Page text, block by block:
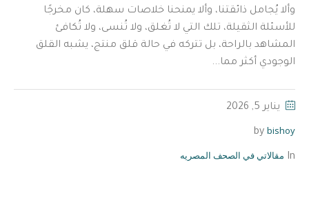
وألا يُجامل ذائقتنا، وألا يمنحنا خلاصات سهلة، كان مخرجًا
للأسئلة الثقيلة، تلك التي لا تُغلق، ولا تُنسى، ولا تُكافئ
المشاهد بالراحة، بل تتركه في حالة قلق منتج، يشبه القلق
الوجودي أكثر مما...
يناير 5, 2026
by bishoy
In مقالاتي في الصحف المصريه